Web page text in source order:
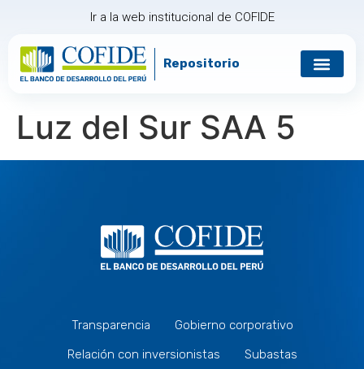
Ir a la web institucional de COFIDE
Repositorio
Luz del Sur SAA 5
Transparencia
Gobierno corporativo
Relación con inversionistas
Subastas